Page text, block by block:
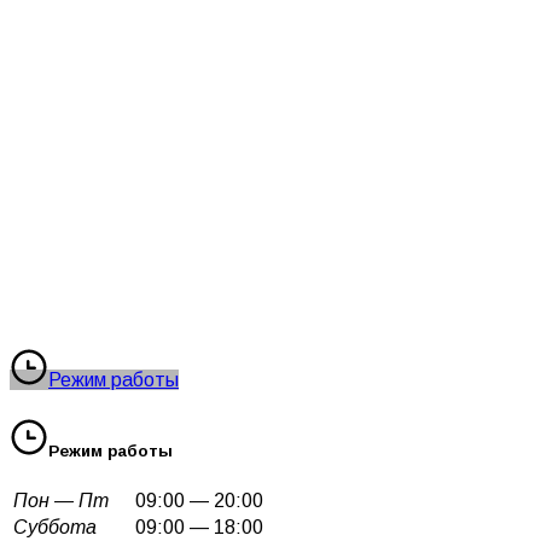
Режим работы
Режим работы
Пон — Пт
09:00 — 20:00
Суббота
09:00 — 18:00